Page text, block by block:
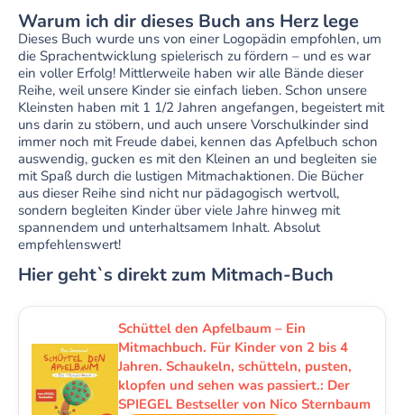
Warum ich dir dieses Buch ans Herz lege
Dieses Buch wurde uns von einer Logopädin empfohlen, um
die Sprachentwicklung spielerisch zu fördern – und es war
ein voller Erfolg! Mittlerweile haben wir alle Bände dieser
Reihe, weil unsere Kinder sie einfach lieben. Schon unsere
Kleinsten haben mit 1 1/2 Jahren angefangen, begeistert mit
uns darin zu stöbern, und auch unsere Vorschulkinder sind
immer noch mit Freude dabei, kennen das Apfelbuch schon
auswendig, gucken es mit den Kleinen an und begleiten sie
mit Spaß durch die lustigen Mitmachaktionen. Die Bücher
aus dieser Reihe sind nicht nur pädagogisch wertvoll,
sondern begleiten Kinder über viele Jahre hinweg mit
spannendem und unterhaltsamem Inhalt. Absolut
empfehlenswert!
Hier geht`s direkt zum Mitmach-Buch
Schüttel den Apfelbaum – Ein
Mitmachbuch. Für Kinder von 2 bis 4
Jahren. Schaukeln, schütteln, pusten,
klopfen und sehen was passiert.: Der
SPIEGEL Bestseller von Nico Sternbaum